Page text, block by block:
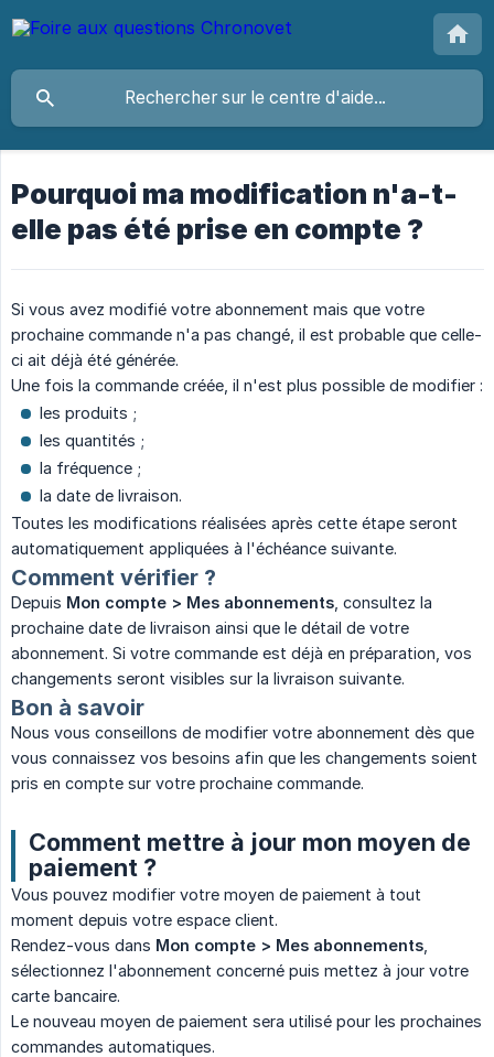
Pourquoi ma modification n'a-t-
elle pas été prise en compte ?
Si vous avez modifié votre abonnement mais que votre
prochaine commande n'a pas changé, il est probable que celle-
ci ait déjà été générée.
Une fois la commande créée, il n'est plus possible de modifier :
les produits ;
les quantités ;
la fréquence ;
la date de livraison.
Toutes les modifications réalisées après cette étape seront
automatiquement appliquées à l'échéance suivante.
Comment vérifier ?
Depuis Mon compte > Mes abonnements , consultez la
prochaine date de livraison ainsi que le détail de votre
abonnement. Si votre commande est déjà en préparation, vos
changements seront visibles sur la livraison suivante.
Bon à savoir
Nous vous conseillons de modifier votre abonnement dès que
vous connaissez vos besoins afin que les changements soient
pris en compte sur votre prochaine commande.
Comment mettre à jour mon moyen de
paiement ?
Vous pouvez modifier votre moyen de paiement à tout
moment depuis votre espace client.
Rendez-vous dans Mon compte > Mes abonnements
sélectionnez l'abonnement concerné puis mettez à jour votre
carte bancaire.
Le nouveau moyen de paiement sera utilisé pour les prochaines
commandes automatiques.